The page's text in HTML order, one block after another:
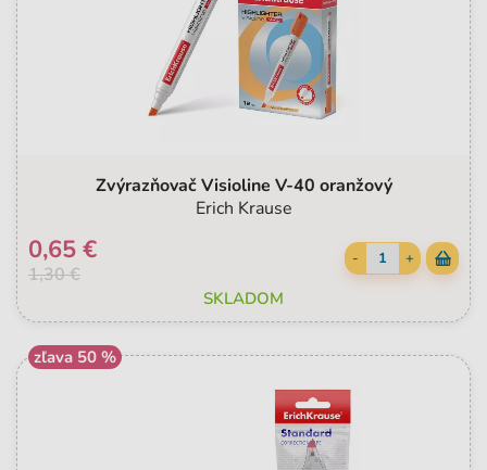
Zvýrazňovač Visioline V-40 oranžový
Erich Krause
1,30 €
0,65 € - +
SKLADOM
zľava 50 %